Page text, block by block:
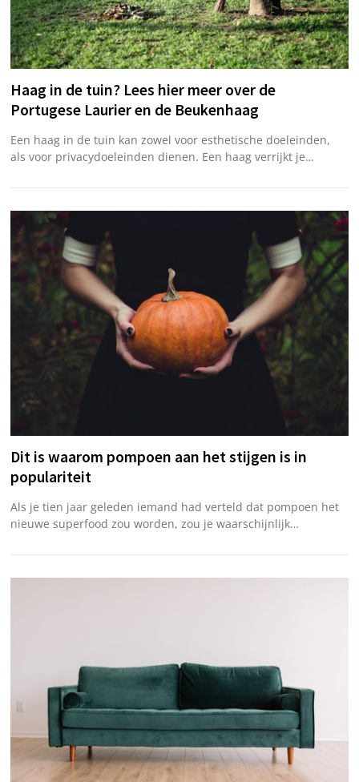
Haag in de tuin? Lees hier meer over de
Portugese Laurier en de Beukenhaag
Een haag in de tuin kan zowel voor esthetische doeleinden,
als voor privacydoeleinden dienen. Een haag verrijkt je…
Dit is waarom pompoen aan het stijgen is in
populariteit
Als je tien jaar geleden iemand had verteld dat pompoen het
nieuwe superfood zou worden, zou je waarschijnlijk…